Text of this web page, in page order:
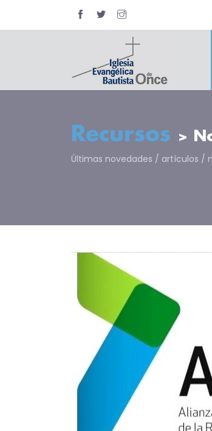
Recursos >
Últimas novedades / artículos /